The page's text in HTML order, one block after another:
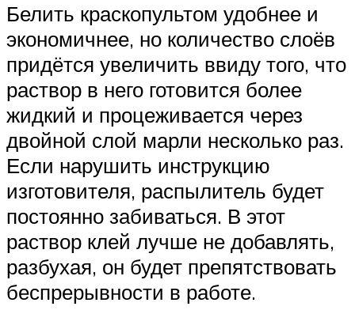
Белить краскопультом удобнее и
экономичнее, но количество слоёв
придётся увеличить ввиду того, что
раствор в него готовится более
жидкий и процеживается через
двойной слой марли несколько раз.
Если нарушить инструкцию
изготовителя, распылитель будет
постоянно забиваться. В этот
раствор клей лучше не добавлять,
разбухая, он будет препятствовать
беспрерывности в работе.